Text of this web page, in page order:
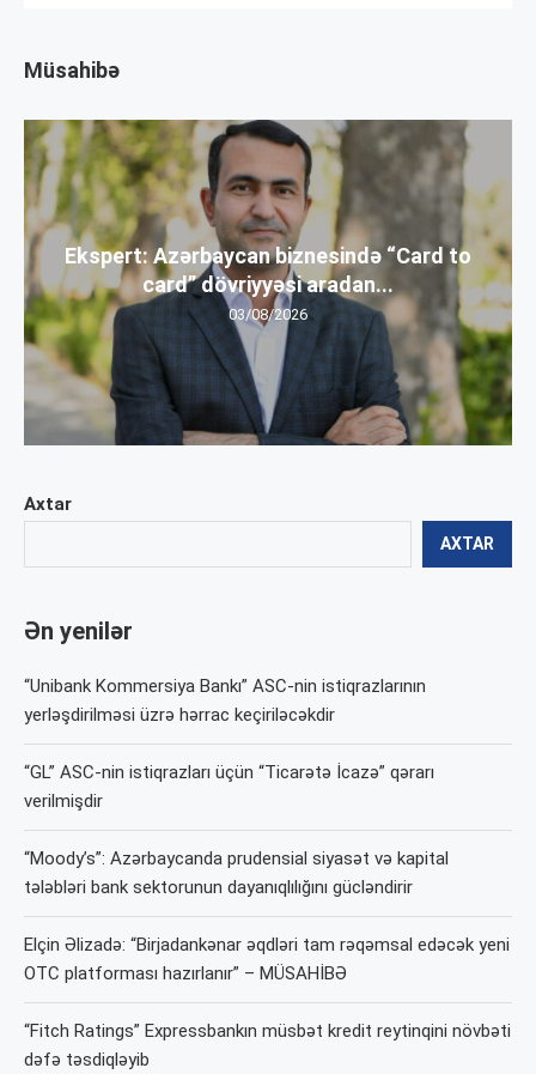
Axtar
AXTAR
Ən yenilər
“Unibank Kommersiya Bankı” ASC-nin istiqrazlarının
yerləşdirilməsi üzrə hərrac keçiriləcəkdir
“GL” ASC-nin istiqrazları üçün “Ticarətə İcazə” qərarı
verilmişdir
“Moody’s”: Azərbaycanda prudensial siyasət və kapital
tələbləri bank sektorunun dayanıqlılığını gücləndirir
Elçin Əlizadə: “Birjadankənar əqdləri tam rəqəmsal edəcək yeni
OTC platforması hazırlanır” – MÜSAHİBƏ
“Fitch Ratings” Expressbankın müsbət kredit reytinqini növbəti
dəfə təsdiqləyib
Müsahibə
Ekspert: Azərbaycan biznesində “Card to
card” dövriyyəsi aradan...
03/08/2026